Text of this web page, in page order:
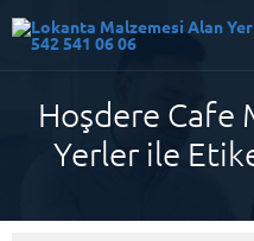
Hoşdere Cafe
Yerler ile